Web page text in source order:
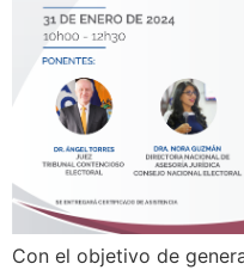
Con el objetivo de